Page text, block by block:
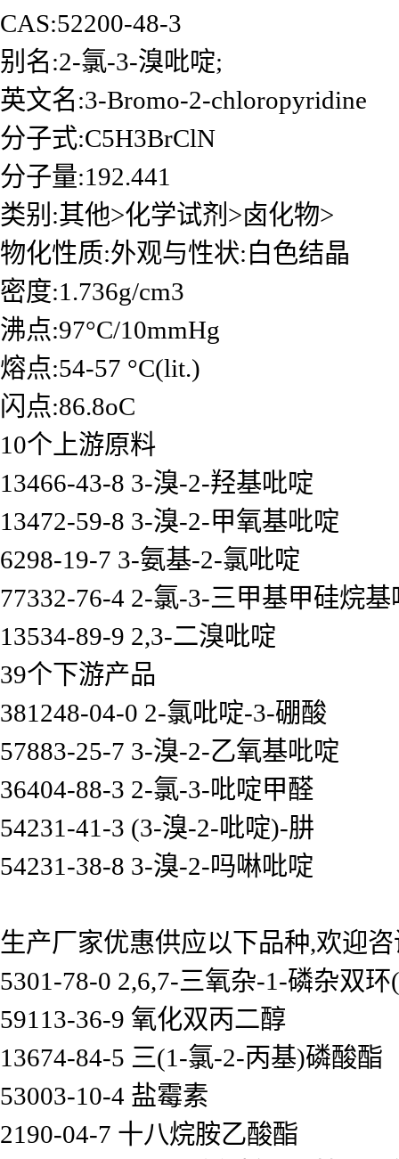
CAS:52200-48-3
别名:2-氯-3-溴吡啶;
英文名:3-Bromo-2-chloropyridine
分子式:C5H3BrClN
分子量:192.441
类别:其他>化学试剂>卤化物>
物化性质:外观与性状:白色结晶
密度:1.736g/cm3
沸点:97°C/10mmHg
熔点:54-57 °C(lit.)
闪点:86.8oC
10个上游原料
13466-43-8 3-溴-2-羟基吡啶
13472-59-8 3-溴-2-甲氧基吡啶
6298-19-7 3-氨基-2-氯吡啶
77332-76-4 2-氯-3-三甲基甲硅烷基
13534-89-9 2,3-二溴吡啶
39个下游产品
381248-04-0 2-氯吡啶-3-硼酸
57883-25-7 3-溴-2-乙氧基吡啶
36404-88-3 2-氯-3-吡啶甲醛
54231-41-3 (3-溴-2-吡啶)-肼
54231-38-8 3-溴-2-吗啉吡啶
生产厂家优惠供应以下品种,欢迎
5301-78-0 2,6,7-三氧杂-1-磷杂双
59113-36-9 氧化双丙二醇
13674-84-5 三(1-氯-2-丙基)磷酸酯
53003-10-4 盐霉素
2190-04-7 十八烷胺乙酸酯